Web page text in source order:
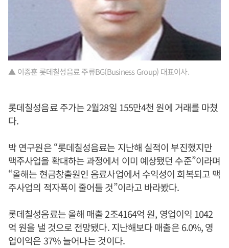
▲ 이종훈 롯데칠성음료 주류BG(Business Group) 대표이사.
롯데칠성음료 주가는 2월28일 155만4천 원에 거래를 마쳤
다.
박 연구원은 “롯데칠성음료는 지난해 실적이 부진했지만
맥주사업을 확대하는 과정에서 이미 예상됐던 수준”이라며
“올해는 현금창출원인 음료사업에서 수익성이 회복되고 맥
주사업의 적자폭이 줄어들 것”이라고 바라봤다.
롯데칠성음료는 올해 매출 2조4164억 원, 영업이익 1042
억 원을 낼 것으로 전망됐다. 지난해보다 매출은 6.0%, 영
업이익은 37% 늘어나는 것이다.